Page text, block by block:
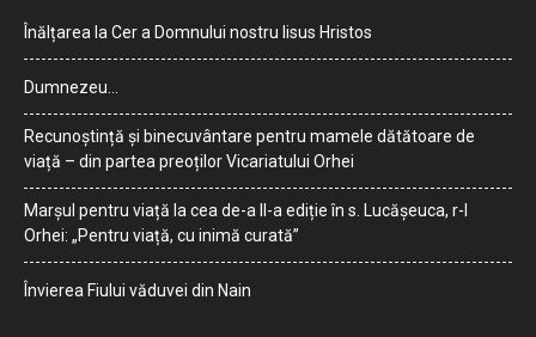
Înălțarea la Cer a Domnului nostru Iisus Hristos
Dumnezeu…
Recunoștință și binecuvântare pentru mamele dătătoare de
viață – din partea preoților Vicariatului Orhei
Marșul pentru viață la cea de-a II-a ediție în s. Lucășeuca, r-l
Orhei: „Pentru viață, cu inimă curată”
Învierea Fiului văduvei din Nain